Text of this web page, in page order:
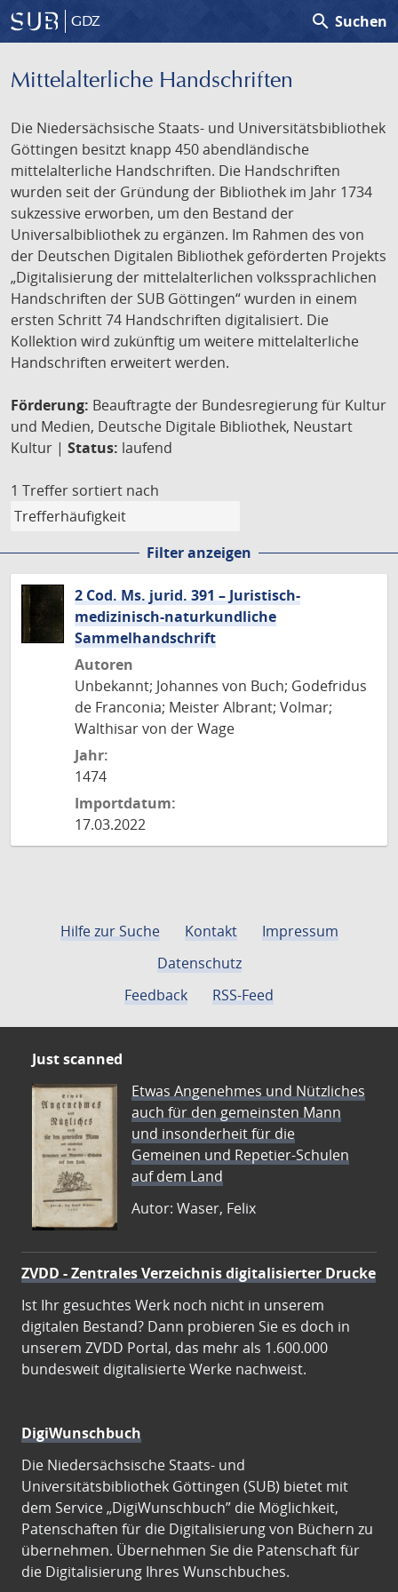
GDZ search Suchen
Mittelalterliche Handschriften
Die Niedersächsische Staats- und Universitätsbibliothek
Göttingen besitzt knapp 450 abendländische
mittelalterliche Handschriften. Die Handschriften
wurden seit der Gründung der Bibliothek im Jahr 1734
sukzessive erworben, um den Bestand der
Universalbibliothek zu ergänzen. Im Rahmen des von
der Deutschen Digitalen Bibliothek geförderten Projekts
„Digitalisierung der mittelalterlichen volkssprachlichen
Handschriften der SUB Göttingen“ wurden in einem
ersten Schritt 74 Handschriften digitalisiert. Die
Kollektion wird zukünftig um weitere mittelalterliche
Handschriften erweitert werden.
Förderung: Beauftragte der Bundesregierung für Kultur
und Medien, Deutsche Digitale Bibliothek, Neustart
Kultur | Status: laufend
1 Treffer sortiert nach
Filter anzeigen
2 Cod. Ms. jurid. 391 – Juristisch-
medizinisch-naturkundliche
Sammelhandschrift
Autoren
Unbekannt; Johannes von Buch; Godefridus
de Franconia; Meister Albrant; Volmar;
Walthisar von der Wage
Jahr:
1474
Importdatum:
17.03.2022
Hilfe zur Suche Kontakt
Impressum
Datenschutz
Feedback
RSS-Feed
Just scanned
Etwas Angenehmes und Nützliches
auch für den gemeinsten Mann
und insonderheit für die
Gemeinen und Repetier-Schulen
auf dem Land
Autor: Waser, Felix
ZVDD - Zentrales Verzeichnis digitalisierter Drucke
Ist Ihr gesuchtes Werk noch nicht in unserem
digitalen Bestand? Dann probieren Sie es doch in
unserem ZVDD Portal, das mehr als 1.600.000
bundesweit digitalisierte Werke nachweist.
DigiWunschbuch
Die Niedersächsische Staats- und
Universitätsbibliothek Göttingen (SUB) bietet mit
dem Service „DigiWunschbuch” die Möglichkeit,
Patenschaften für die Digitalisierung von Büchern zu
übernehmen. Übernehmen Sie die Patenschaft für
die Digitalisierung Ihres Wunschbuches.